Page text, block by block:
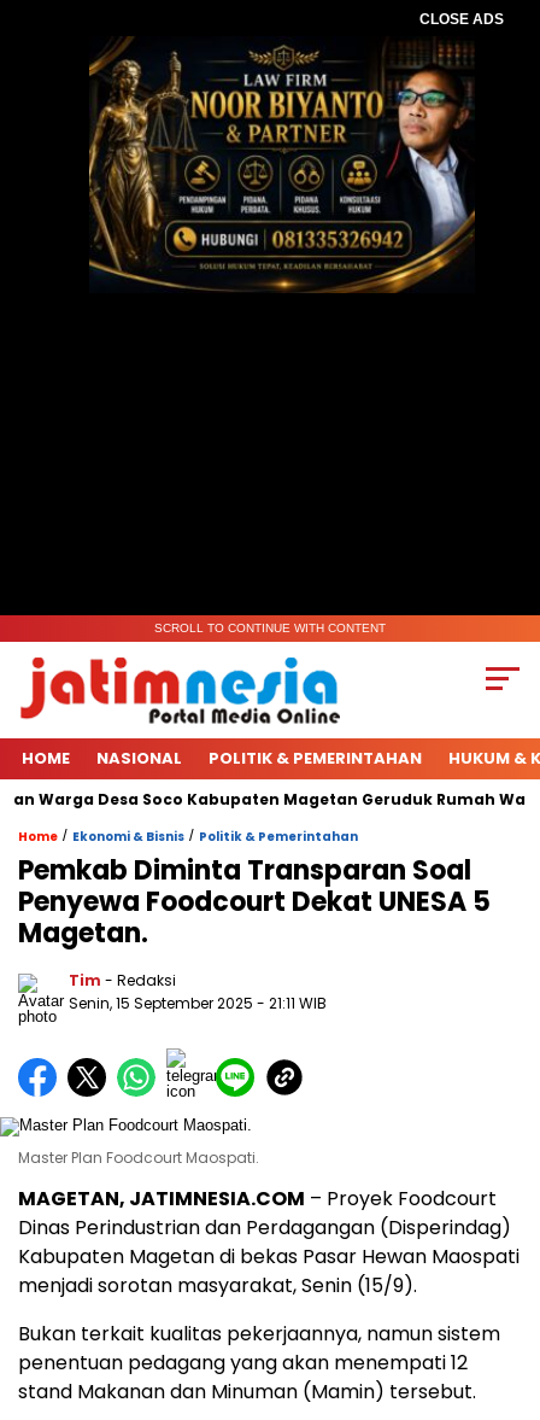
CLOSE ADS
SCROLL TO CONTINUE WITH CONTENT
HOME NASIONAL POLITIK & PEMERINTAHAN HUKUM &
Desa Soco Kabupaten Magetan Geruduk Rumah Warga.
Home / Ekonomi & Bisnis / Politik & Pemerintahan
Pemkab Diminta Transparan Soal
Penyewa Foodcourt Dekat UNESA 5
Magetan.
Tim - Redaksi
Senin, 15 September 2025 - 21:11 WIB
Master Plan Foodcourt Maospati.
MAGETAN, JATIMNESIA.COM – Proyek Foodcourt
Dinas Perindustrian dan Perdagangan (Disperindag)
Kabupaten Magetan di bekas Pasar Hewan Maospati
menjadi sorotan masyarakat, Senin (15/9).
Bukan terkait kualitas pekerjaannya, namun sistem
penentuan pedagang yang akan menempati 12
stand Makanan dan Minuman (Mamin) tersebut.